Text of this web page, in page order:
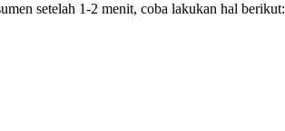
setelah 1-2 menit, coba lakukan hal berikut: